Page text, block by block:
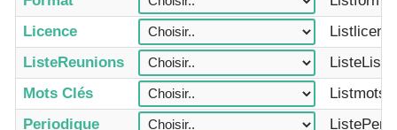
Licence
ListeReunions
Mots Clés
Periodique